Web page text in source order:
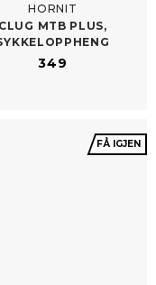
HORNIT
CLUG MTB PLUS,
349
FÅ IGJEN